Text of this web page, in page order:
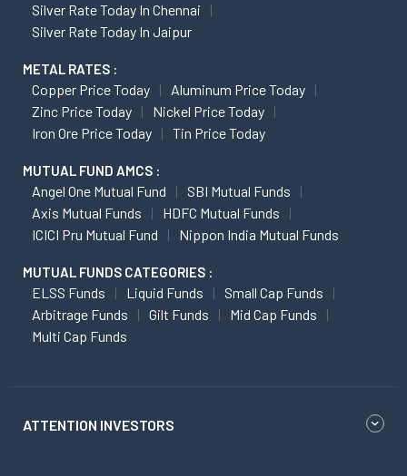
Silver Rate Today In Chennai
Silver Rate Today In Jaipur
METAL RATES :
Copper Price Today
Aluminum Price Today
Zinc Price Today
Nickel Price Today
Iron Ore Price Today
Tin Price Today
MUTUAL FUND AMCS :
Angel One Mutual Fund
SBI Mutual Funds
Axis Mutual Funds
HDFC Mutual Funds
ICICI Pru Mutual Fund
Nippon India Mutual Funds
MUTUAL FUNDS CATEGORIES :
ELSS Funds Liquid Funds
Small Cap Funds
Arbitrage Funds
Gilt Funds
Mid Cap Funds
Multi Cap Funds
ATTENTION INVESTORS